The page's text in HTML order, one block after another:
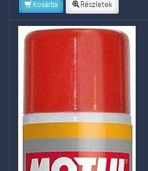
Kosárba Részletek